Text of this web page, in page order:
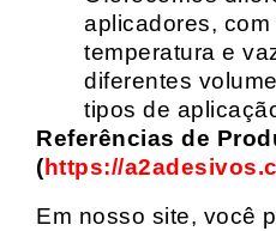
aplicadores,
temperatura e
diferentes
tipos de
Referências de
(https://
Em nosso site, você